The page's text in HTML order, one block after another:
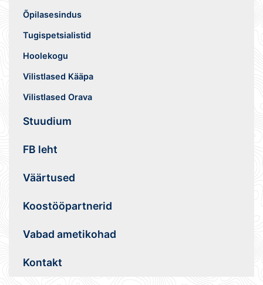
Õpilasesindus
Tugispetsialistid
Hoolekogu
Vilistlased Kääpa
Vilistlased Orava
Stuudium
FB leht
Väärtused
Koostööpartnerid
Vabad ametikohad
Kontakt